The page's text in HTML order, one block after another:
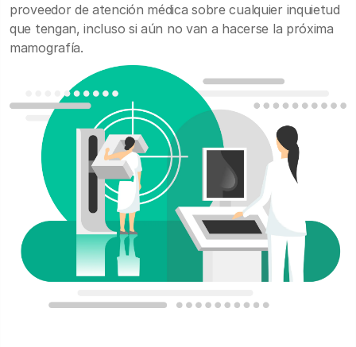
proveedor de atención médica sobre cualquier inquietud
que tengan, incluso si aún no van a hacerse la próxima
mamografía.